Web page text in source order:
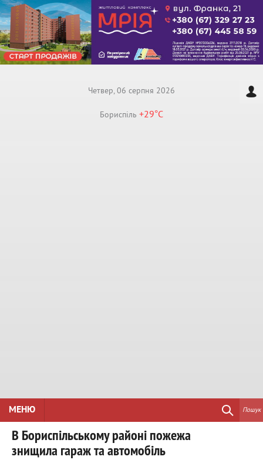
Четвер, 06 серпня 2026
Бориспiль +29°C
МЕНЮ Пошук
В Бориспільському районі пожежа
знищила гараж та автомобіль